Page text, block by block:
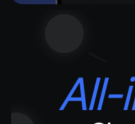
All-